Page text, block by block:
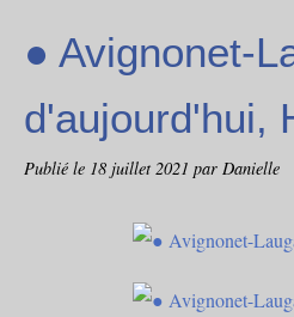
● Avignonet-
d'aujourd'hui,
Publié le 18 juillet 2021 par Danielle